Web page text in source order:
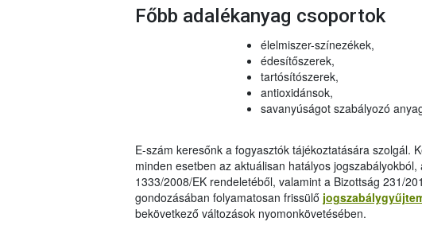
Főbb adalékanyag csoportok
élelmiszer-színezékek,
édesítőszerek,
tartósítószerek,
antioxidánsok,
savanyúságot szabályozó
E-szám keresőnk a fogyasztók tájékoztatására szolgál.
minden esetben az aktuálisan hatályos
1333/2008/EK rendeletéből, valamint a Bizottság 231/
gondozásában folyamatosan frissülő
bekövetkező változások nyomonkövetésében.